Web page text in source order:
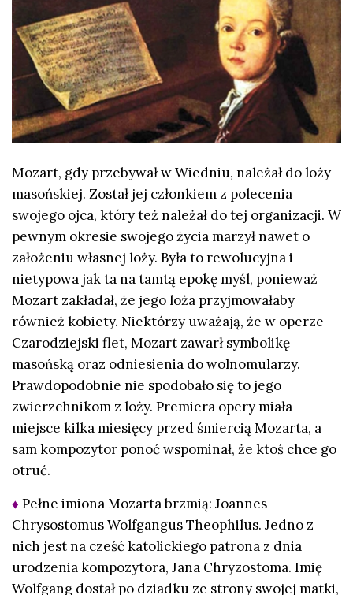
Mozart, gdy przebywał w Wiedniu, należał do loży
masońskiej. Został jej członkiem z polecenia
swojego ojca, który też należał do tej organizacji. W
pewnym okresie swojego życia marzył nawet o
założeniu własnej loży. Była to rewolucyjna i
nietypowa jak ta na tamtą epokę myśl, ponieważ
Mozart zakładał, że jego loża przyjmowałaby
również kobiety. Niektórzy uważają, że w operze
Czarodziejski flet, Mozart zawarł symbolikę
masońską oraz odniesienia do wolnomularzy.
Prawdopodobnie nie spodobało się to jego
zwierzchnikom z loży. Premiera opery miała
miejsce kilka miesięcy przed śmiercią Mozarta, a
sam kompozytor ponoć wspominał, że ktoś chce go
otruć.
♦ Pełne imiona Mozarta brzmią: Joannes
Chrysostomus Wolfgangus Theophilus. Jedno z
nich jest na cześć katolickiego patrona z dnia
urodzenia kompozytora, Jana Chryzostoma. Imię
Wolfgang dostał po dziadku ze strony swojej matki,